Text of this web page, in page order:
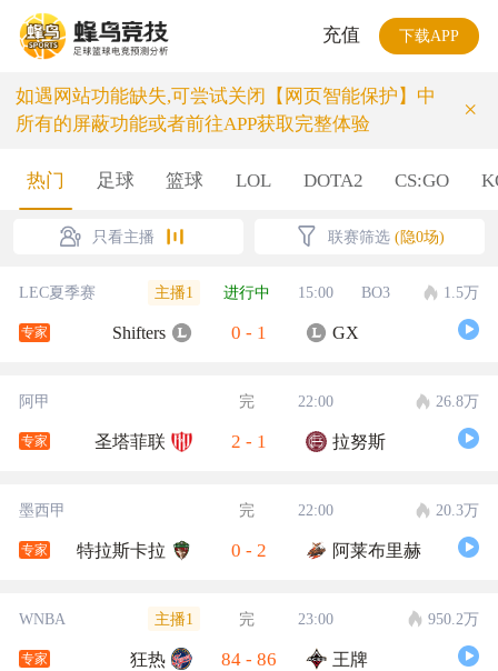
充值 下载APP
如遇网站功能缺失,可尝试关闭【网页智能保护】中
所有的屏蔽功能或者前往APP获取完整体验
×
热门 足球 篮球 LOL DOTA2 CS:GO
只看主播 联赛筛选 (隐0场)
LEC夏季赛 主播1 进行中 15:00 BO3 1.5万
专家 Shifters 0 - 1 GX
阿甲 完 22:00 26.8万
专家 圣塔菲联 2 - 1 拉努斯
墨西甲 完 22:00 20.3万
专家 特拉斯卡拉 0 - 2 阿莱布里赫
WNBA 主播1 完 23:00 950.2万
专家 狂热 84 - 86 王牌